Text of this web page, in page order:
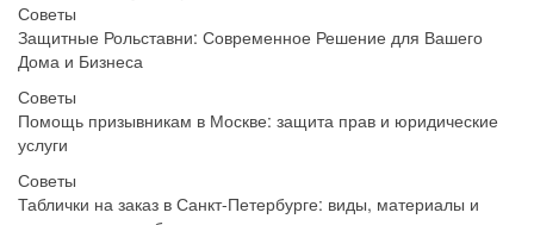
Советы
Защитные Рольставни: Современное Решение для Вашего
Дома и Бизнеса
Советы
Помощь призывникам в Москве: защита прав и юридические
услуги
Советы
Таблички на заказ в Санкт-Петербурге: виды, материалы и